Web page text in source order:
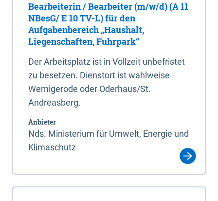
Bearbeiterin / Bearbeiter (m/w/d) (A 11
NBesG/ E 10 TV-L) für den
Aufgabenbereich „Haushalt,
Liegenschaften, Fuhrpark“
Der Arbeitsplatz ist in Vollzeit unbefristet
zu besetzen. Dienstort ist wahlweise
Wernigerode oder Oderhaus/St.
Andreasberg.
Anbieter
Nds. Ministerium für Umwelt, Energie und
Klimaschutz